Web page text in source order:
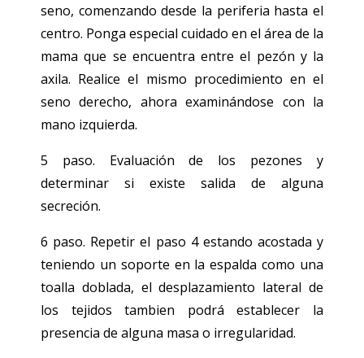
seno, comenzando desde la periferia hasta el
centro. Ponga especial cuidado en el área de la
mama que se encuentra entre el pezón y la
axila. Realice el mismo procedimiento en el
seno derecho, ahora examinándose con la
mano izquierda.
5 paso. Evaluación de los pezones y
determinar si existe salida de alguna
secreción.
6 paso. Repetir el paso 4 estando acostada y
teniendo un soporte en la espalda como una
toalla doblada, el desplazamiento lateral de
los tejidos tambien podrá establecer la
presencia de alguna masa o irregularidad.